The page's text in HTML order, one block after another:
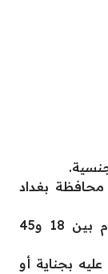
بغداد
العمر: يجب أن يتراوح عمر المتقدم بين 18 و45
بجناية أو